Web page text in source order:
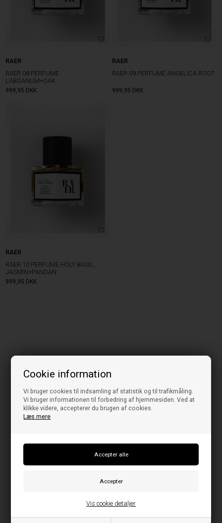
Cookie information
Vi bruger cookies til indsamling af statistik og til trafikmåling.
Vi bruger informationen til forbedring af hjemmesiden. Ved at
klikke videre, accepterer du brugen af cookies.
Læs mere
Vis cookie detaljer
RAER
RAER 08 PERFUME
LABDANUM+OAK
999,95 DKK
RAER
RAER 09 PERFUME ANGELICA ROOT
999,95 DKK
RAER
RAER 10 PERFUME HOLY BASIL,
JASMIN+PANDAN
999,95 DKK